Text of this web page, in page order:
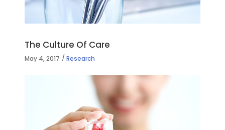
The Culture Of Care
May 4, 2017 Research